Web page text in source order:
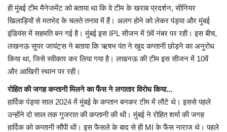
लाइफस्टाइल
खेल
ब्रेकिंग न्यूज़
व्यापार
टेक न्यूज़
ही मुंबई टीम मैनेजमेंट को बताया था कि वे टीम के खराब प्रदर्शन, सीनियर
खिलाड़ियों से मतभेद के चलते तनाव में हैं। अलग होने को लेकर पंड्या और मुंबई
इंडियंस में सहमति बन गई है। मुंबई इस IPL सीजन में 9वें नंबर पर रही। इस बीच,
लखनऊ सुपर जायंट्स ने बताया कि ऋषभ पंत ने खुद कप्तानी छोड़ने का अनुरोध
किया था, जिसे स्वीकार कर लिया गया है। लखनऊ की टीम इस सीजन में 10वें
और आखिरी स्थान पर रही।
रोहित की जगह कप्तानी मिलने का फैंस ने लगातार विरोध किया...
हार्दिक पंड्या साल 2024 में मुंबई के कप्तान बनकर टीम में लौटे थे। इससे पहले
उन्होंने दो साल तक गुजरात की कप्तानी की थी। मुंबई ने रोहित शर्मा की जगह
हार्दिक को कप्तानी सौंपी थी। इस फैसले के बाद से ही MI के फैंस नाराज थे। पहले